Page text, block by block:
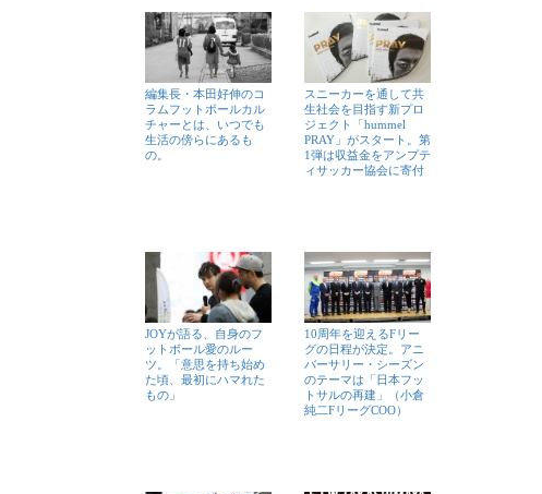
編集長・本田好伸のコ
ラムフットボールカル
チャーとは、いつでも
生活の傍らにあるも
の。
スニーカーを通して共
生社会を目指す新プロ
ジェクト「hummel
PRAY」がスタート。第
1弾は収益金をアンプテ
ィサッカー協会に寄付
JOYが語る、自身のフ
ットボール愛のルー
ツ。「意思を持ち始め
た頃、最初にハマれた
もの」
10周年を迎えるFリー
グの日程が決定。アニ
バーサリー・シーズン
のテーマは「日本フッ
トサルの再建」（小倉
純二FリーグCOO）